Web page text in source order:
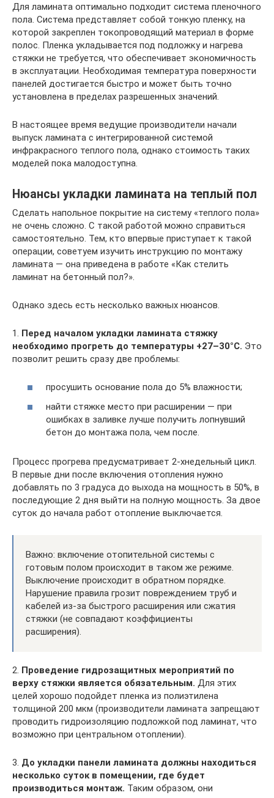
Для ламината оптимально подходит система пленочного
пола. Система представляет собой тонкую пленку, на
которой закреплен токопроводящий материал в форме
полос. Пленка укладывается под подложку и нагрева
стяжки не требуется, что обеспечивает экономичность
в эксплуатации. Необходимая температура поверхности
панелей достигается быстро и может быть точно
установлена в пределах разрешенных значений.
В настоящее время ведущие производители начали
выпуск ламината с интегрированной системой
инфракрасного теплого пола, однако стоимость таких
моделей пока малодоступна.
Нюансы укладки ламината на теплый пол
Сделать напольное покрытие на систему «теплого пола»
не очень сложно. С такой работой можно справиться
самостоятельно. Тем, кто впервые приступает к такой
операции, советуем изучить инструкцию по монтажу
ламината — она приведена в работе «Как стелить
ламинат на бетонный пол?».
Однако здесь есть несколько важных нюансов.
1. Перед началом укладки ламината стяжку
необходимо прогреть до температуры +27–30°C. Это
позволит решить сразу две проблемы:
просушить основание пола до 5% влажности;
найти стяжке место при расширении — при
ошибках в заливке лучше получить лопнувший
бетон до монтажа пола, чем после.
Процесс прогрева предусматривает 2-хнедельный цикл.
В первые дни после включения отопления нужно
добавлять по 3 градуса до выхода на мощность в 50%, в
последующие 2 дня выйти на полную мощность. За двое
суток до начала работ отопление выключается.
Важно: включение отопительной системы с
готовым полом происходит в таком же режиме.
Выключение происходит в обратном порядке.
Нарушение правила грозит повреждением труб и
кабелей из-за быстрого расширения или сжатия
стяжки (не совпадают коэффициенты
расширения).
2. Проведение гидрозащитных мероприятий по
верху стяжки является обязательным. Для этих
целей хорошо подойдет пленка из полиэтилена
толщиной 200 мкм (производители ламината запрещают
проводить гидроизоляцию подложкой под ламинат, что
возможно при центральном отоплении).
3. До укладки панели ламината должны находиться
несколько суток в помещении, где будет
производиться монтаж. Таким образом, они